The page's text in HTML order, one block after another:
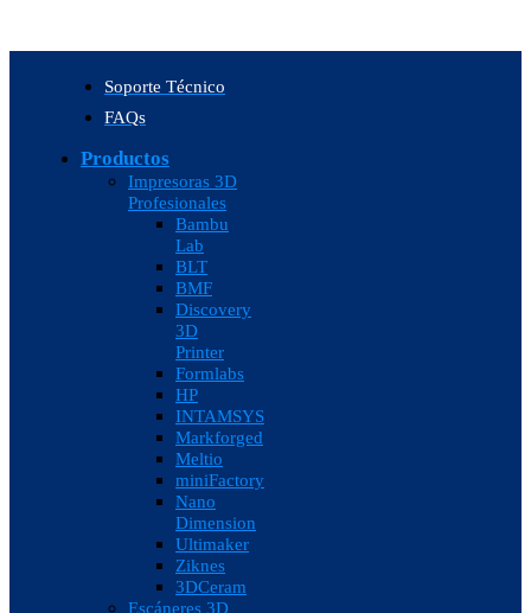
Soporte Técnico
FAQs
Productos
Impresoras 3D
Profesionales
Bambu
Lab
BLT
BMF
Discovery
3D
Printer
Formlabs
HP
INTAMSYS
Markforged
Meltio
miniFactory
Nano
Dimension
Ultimaker
Ziknes
3DCeram
Escáneres 3D